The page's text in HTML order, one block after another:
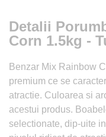
Detalii
Corn 1.5kg -
Benzar Mix Rainbow
premium ce se
atractie. Culoarea si
acestui produs.
selectionate, dip-uite